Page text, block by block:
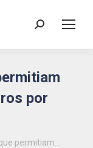
Search:
por
permitiam…